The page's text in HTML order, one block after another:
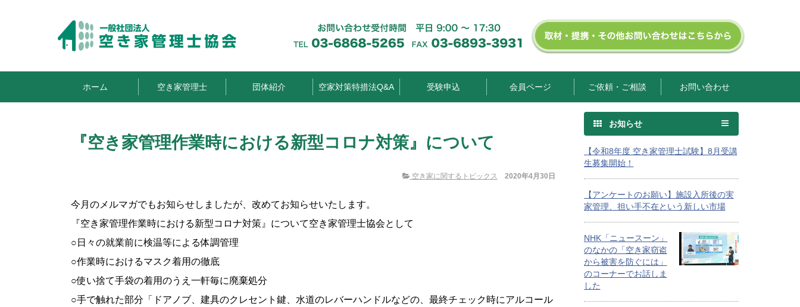
ホーム 空き家管理士 団体紹介 空家対策特措法Q&A 受験申込 会員ページ ご依頼・ご相談 お問い合わせ
『空き家管理作業時における新型コロナ対策』について
空き家に関するトピックス 2020年4月30日
今月のメルマガでもお知らせしましたが、改めてお知らせいたします。
『空き家管理作業時における新型コロナ対策』について空き家管理士協会として
○日々の就業前に検温等による体調管理
○作業時におけるマスク着用の徹底
○使い捨て手袋の着用のうえ一軒毎に廃棄処分
○手で触れた部分「ドアノブ、建具のクレセント鍵、水道のレバーハンドルなどの、最終チェック時にアルコール
お知らせ
【令和8年度 空き家管理士試験】8月受講
生募集開始！
【アンケートのお願い】施設入所後の実
家管理、担い手不在という新しい市場
NHK「ニュースーン」
のなかの「空き家窃盗
から被害を防ぐには」
のコーナーでお話しま
した